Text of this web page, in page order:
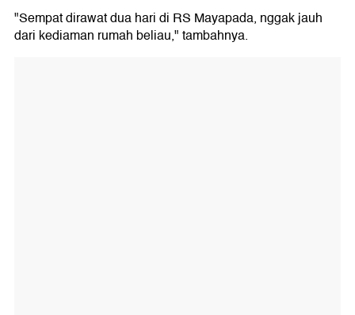
"Sempat dirawat dua hari di RS Mayapada, nggak jauh
dari kediaman rumah beliau," tambahnya.